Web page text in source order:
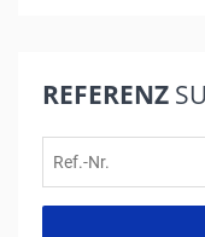
REFERENZ